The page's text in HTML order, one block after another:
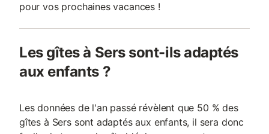
pour vos prochaines vacances !
Les gîtes à Sers sont-ils adaptés
aux enfants ?
Les données de l'an passé révèlent que 50 % des
gîtes à Sers sont adaptés aux enfants, il sera donc